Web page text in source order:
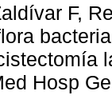
F,
Hosp